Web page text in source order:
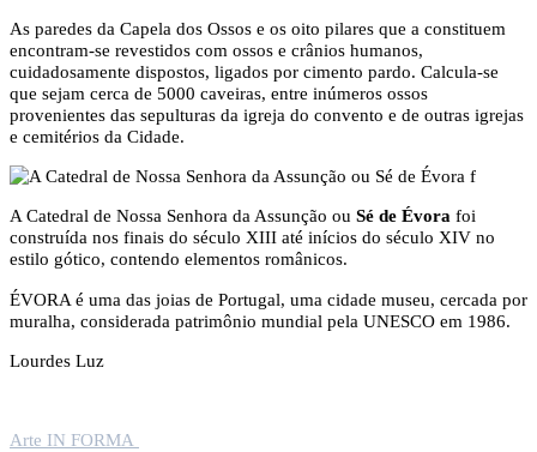
As paredes da Capela dos Ossos e os oito pilares que a constituem
encontram-se revestidos com ossos e crânios humanos,
cuidadosamente dispostos, ligados por cimento pardo. Calcula-se
que sejam cerca de 5000 caveiras, entre inúmeros ossos
provenientes das sepulturas da igreja do convento e de outras igrejas
e cemitérios da Cidade.
A Catedral de Nossa Senhora da Assunção ou Sé de Évora foi
construída nos finais do século XIII até inícios do século XIV no
estilo gótico, contendo elementos românicos.
ÉVORA é uma das joias de Portugal, uma cidade museu, cercada por
muralha, considerada patrimônio mundial pela UNESCO em 1986.
Lourdes Luz
Arte IN FORMA